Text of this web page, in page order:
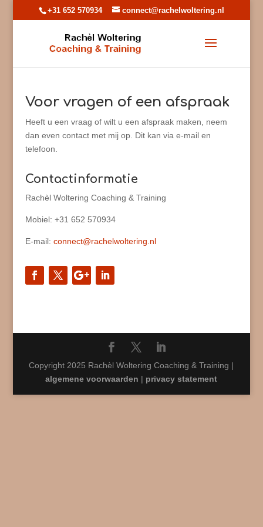
+31 652 570934 connect@rachelwoltering.nl
Voor vragen of een afspraak
Heeft u een vraag of wilt u een afspraak maken, neem
dan even contact met mij op. Dit kan via e-mail en
telefoon.
Contactinformatie
Rachèl Woltering Coaching & Training
Mobiel: +31 652 570934
E-mail: connect@rachelwoltering.nl
Copyright 2025 Rachèl Woltering Coaching & Training |
algemene voorwaarden | privacy statement